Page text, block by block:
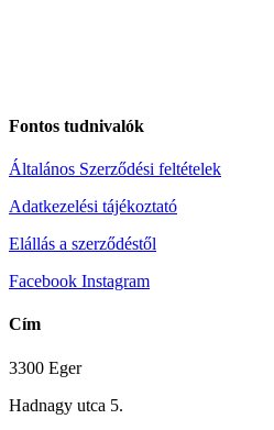
Fontos tudnivalók
Általános Szerződési feltételek
Adatkezelési tájékoztató
Elállás a szerződéstől
Facebook Instagram
Cím
3300 Eger
Hadnagy utca 5.